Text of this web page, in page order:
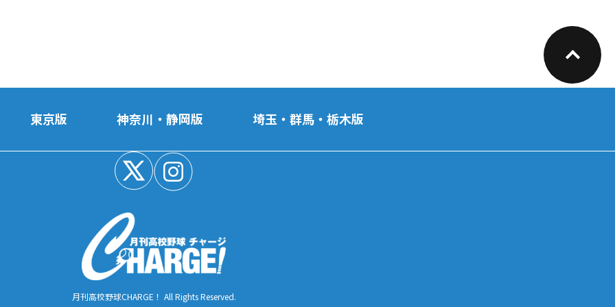
東京版 神奈川・静岡版 埼玉・群馬・栃木版
月刊高校野球CHARGE！ All Rights Reserved.